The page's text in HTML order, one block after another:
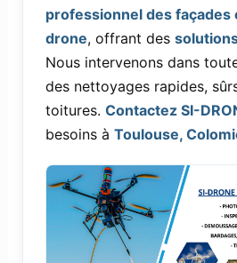
professionnel des façades
drone, offrant des
Nous intervenons dans
des nettoyages rapides,
toitures. Contactez SI-
besoins à Toulouse,